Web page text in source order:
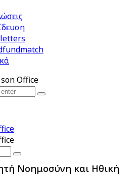
Νοημοσύνη και Ηθική